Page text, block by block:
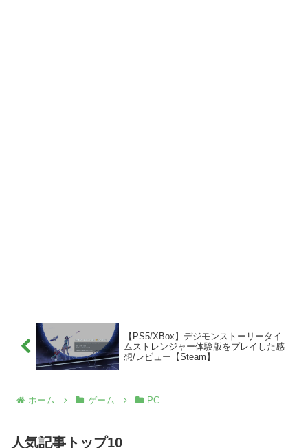
【PS5/XBox】デジモンストーリータイ
ムストレンジャー体験版をプレイした感
想/レビュー【Steam】
ホーム ゲーム PC
人気記事トップ10